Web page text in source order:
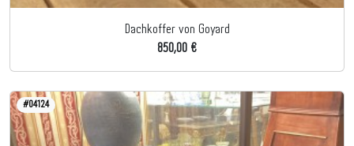
Dachkoffer von Goyard
850,00 €
#04124